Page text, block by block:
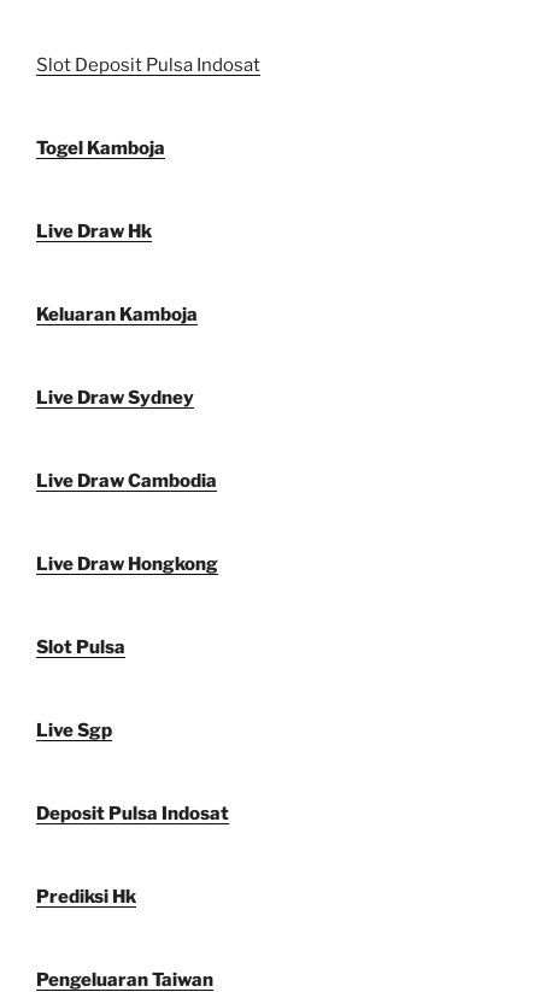
Slot Deposit Pulsa Indosat
Togel Kamboja
Live Draw Hk
Keluaran Kamboja
Live Draw Sydney
Live Draw Cambodia
Live Draw Hongkong
Slot Pulsa
Live Sgp
Deposit Pulsa Indosat
Prediksi Hk
Pengeluaran Taiwan